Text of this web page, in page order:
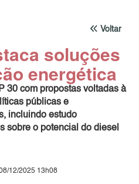
Voltar
soluções
energética
30 com propostas voltadas à
públicas e
incluindo estudo
sobre o potencial do diesel
12/2025 13h08